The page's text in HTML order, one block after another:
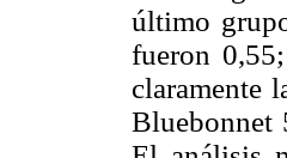
último
fueron
claramente
Bluebonnet